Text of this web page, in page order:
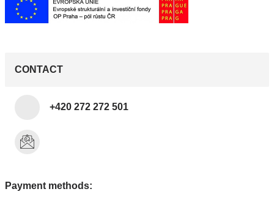
CONTACT
+420 272 272 501
Payment methods: